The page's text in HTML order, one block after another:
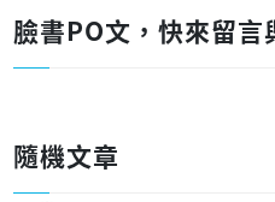
臉書PO文，快來留言
隨機文章